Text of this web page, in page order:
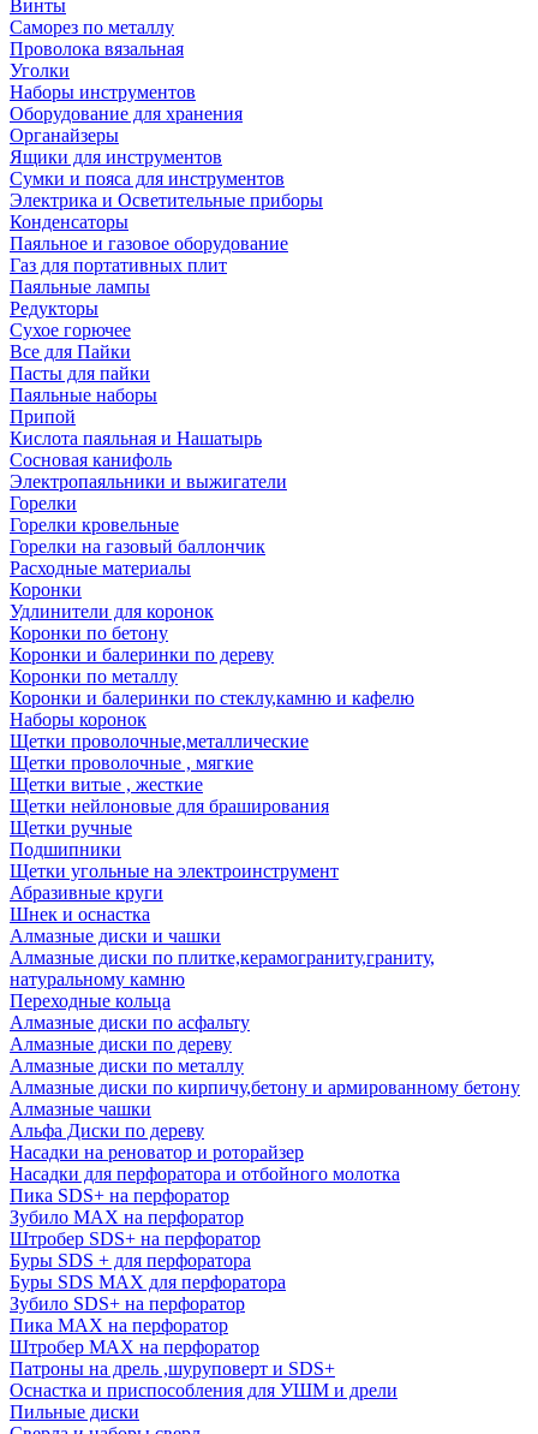
Винты
Саморез по металлу
Проволока вязальная
Уголки
Наборы инструментов
Оборудование для хранения
Органайзеры
Ящики для инструментов
Сумки и пояса для инструментов
Электрика и Осветительные приборы
Конденсаторы
Паяльное и газовое оборудование
Газ для портативных плит
Паяльные лампы
Редукторы
Сухое горючее
Все для Пайки
Пасты для пайки
Паяльные наборы
Припой
Кислота паяльная и Нашатырь
Сосновая канифоль
Электропаяльники и выжигатели
Горелки
Горелки кровельные
Горелки на газовый баллончик
Расходные материалы
Коронки
Удлинители для коронок
Коронки по бетону
Коронки и балеринки по дереву
Коронки по металлу
Коронки и балеринки по стеклу,камню и кафелю
Наборы коронок
Щетки проволочные,металлические
Щетки проволочные , мягкие
Щетки витые , жесткие
Щетки нейлоновые для браширования
Щетки ручные
Подшипники
Щетки угольные на электроинструмент
Абразивные круги
Шнек и оснастка
Алмазные диски и чашки
Алмазные диски по плитке,керамограниту,граниту,
натуральному камню
Переходные кольца
Алмазные диски по асфальту
Алмазные диски по дереву
Алмазные диски по металлу
Алмазные диски по кирпичу,бетону и армированному бетону
Алмазные чашки
Альфа Диски по дереву
Насадки на реноватор и роторайзер
Насадки для перфоратора и отбойного молотка
Пика SDS+ на перфоратор
Зубило MAX на перфоратор
Штробер SDS+ на перфоратор
Буры SDS + для перфоратора
Буры SDS MAX для перфоратора
Зубило SDS+ на перфоратор
Пика MAX на перфоратор
Штробер MAX на перфоратор
Патроны на дрель ,шуруповерт и SDS+
Оснастка и приспособления для УШМ и дрели
Пильные диски